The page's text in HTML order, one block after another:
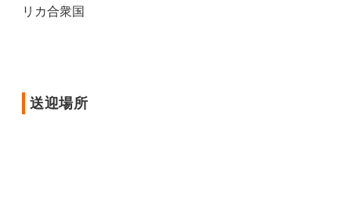
リカ合衆国
送迎場所